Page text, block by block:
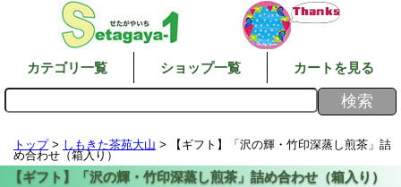
カテゴリ一覧 ショップ一覧 カートを見る
トップ> しもきた茶苑大山 > 【ギフト】「沢の輝・竹印深蒸し煎茶」詰
め合わせ（箱入り）